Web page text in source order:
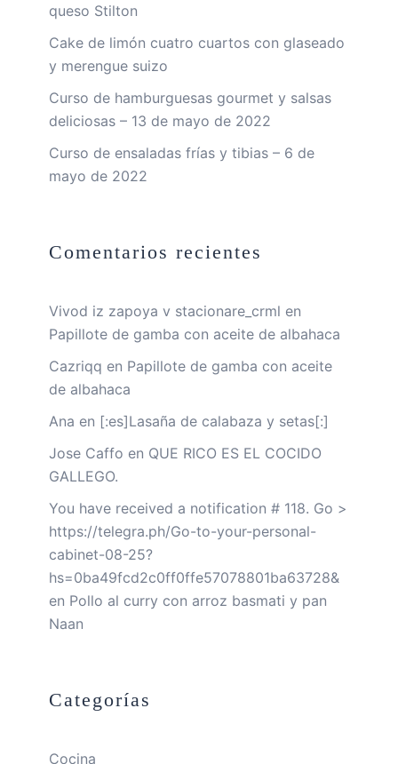
queso Stilton
Cake de limón cuatro cuartos con glaseado
y merengue suizo
Curso de hamburguesas gourmet y salsas
deliciosas – 13 de mayo de 2022
Curso de ensaladas frías y tibias – 6 de
mayo de 2022
Comentarios recientes
Vivod iz zapoya v stacionare_crml en
Papillote de gamba con aceite de albahaca
Cazriqq en Papillote de gamba con aceite
de albahaca
Ana en [:es]Lasaña de calabaza y setas[:]
Jose Caffo en QUE RICO ES EL COCIDO
GALLEGO.
You have received a notification # 118. Go >
https://telegra.ph/Go-to-your-personal-
cabinet-08-25?
hs=0ba49fcd2c0ff0ffe57078801ba63728&
en Pollo al curry con arroz basmati y pan
Naan
Categorías
Cocina